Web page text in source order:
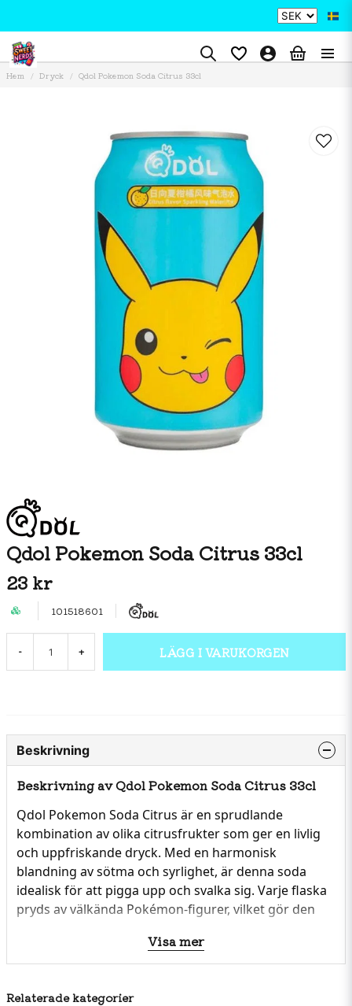
Hem Dryck Qdol Pokemon Soda Citrus 33cl
Qdol Pokemon Soda Citrus 33cl
23 kr
101518601
- + LÄGG I VARUKORGEN
Beskrivning
Beskrivning av Qdol Pokemon Soda Citrus 33cl
Qdol Pokemon Soda Citrus är en sprudlande
kombination av olika citrusfrukter som ger en livlig
och uppfriskande dryck. Med en harmonisk
blandning av sötma och syrlighet, är denna soda
idealisk för att pigga upp och svalka sig. Varje flaska
pryds av välkända Pokémon-figurer, vilket gör den
Visa mer
Relaterade kategorier